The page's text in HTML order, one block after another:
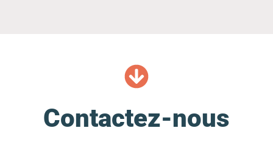
Contactez-nous